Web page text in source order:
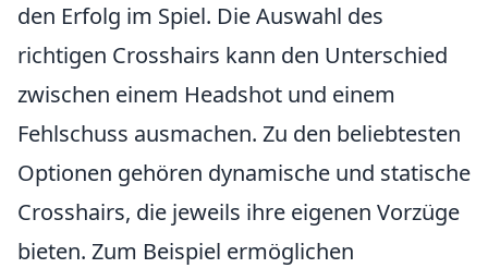
den Erfolg im Spiel. Die Auswahl des
richtigen Crosshairs kann den Unterschied
zwischen einem Headshot und einem
Fehlschuss ausmachen. Zu den beliebtesten
Optionen gehören dynamische und statische
Crosshairs, die jeweils ihre eigenen Vorzüge
bieten. Zum Beispiel ermöglichen